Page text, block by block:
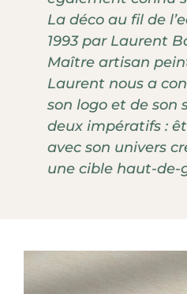
La déco au fil de
1993 par Laurent
Maître artisan
Laurent nous a
son logo et de son
deux impératifs :
avec son univers
une cible haut-de-